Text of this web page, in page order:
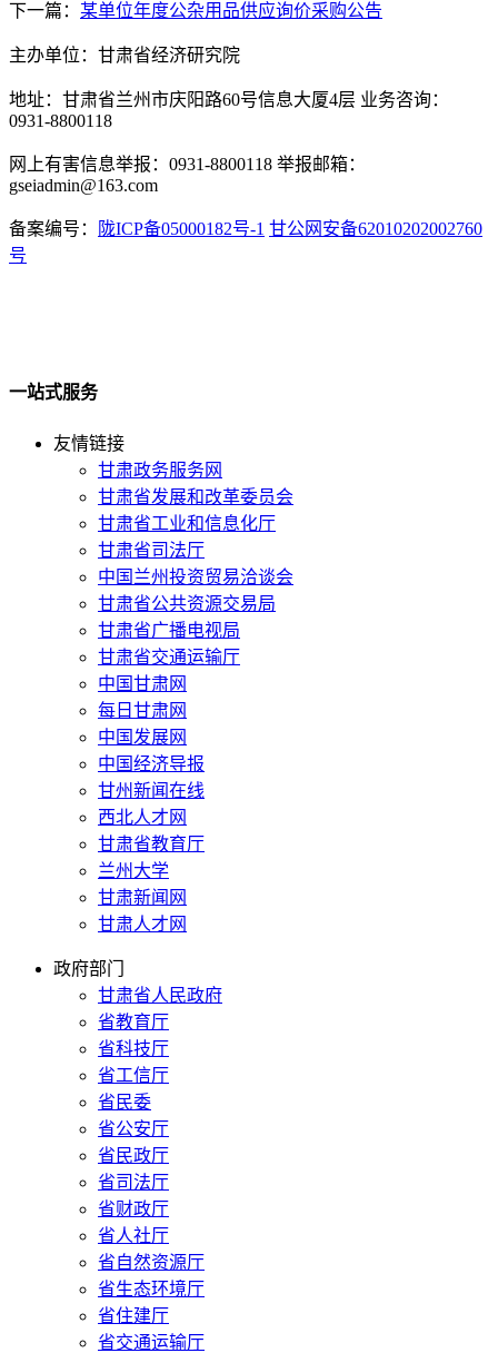
下一篇： 某单位年度公杂用品供应询价采购公告
主办单位：甘肃省经济研究院
地址：甘肃省兰州市庆阳路60号信息大厦4层 业务咨询：
0931-8800118
网上有害信息举报：0931-8800118 举报邮箱：
gseiadmin@163.com
备案编号： 陇ICP备05000182号-1 甘公网安备62010202002760
号
一站式服务
友情链接
甘肃政务服务网
甘肃省发展和改革委员会
甘肃省工业和信息化厅
甘肃省司法厅
中国兰州投资贸易洽谈会
甘肃省公共资源交易局
甘肃省广播电视局
甘肃省交通运输厅
中国甘肃网
每日甘肃网
中国发展网
中国经济导报
甘州新闻在线
西北人才网
甘肃省教育厅
兰州大学
甘肃新闻网
甘肃人才网
政府部门
甘肃省人民政府
省教育厅
省科技厅
省工信厅
省民委
省公安厅
省民政厅
省司法厅
省财政厅
省人社厅
省自然资源厅
省生态环境厅
省住建厅
省交通运输厅